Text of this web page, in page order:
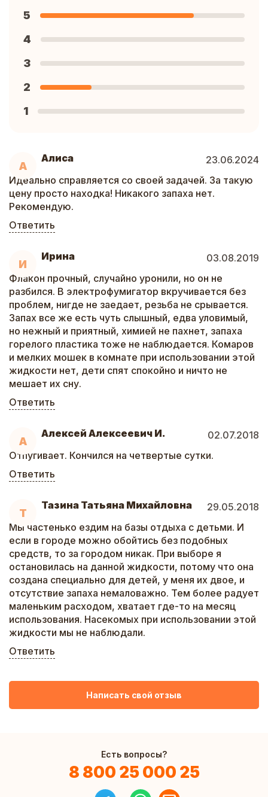
А
Алиса
23.06.2024
Идеально справляется со своей задачей. За такую
цену просто находка! Никакого запаха нет.
Рекомендую.
Ответить
И
Ирина
03.08.2019
Флакон прочный, случайно уронили, но он не
разбился. В электрофумигатор вкручивается без
проблем, нигде не заедает, резьба не срывается.
Запах все же есть чуть слышный, едва уловимый,
но нежный и приятный, химией не пахнет, запаха
горелого пластика тоже не наблюдается. Комаров
и мелких мошек в комнате при использовании этой
жидкости нет, дети спят спокойно и ничто не
мешает их сну.
Ответить
А
Алексей Алексеевич И.
02.07.2018
Отпугивает. Кончился на четвертые сутки.
Ответить
Т
Тазина Татьяна Михайловна
29.05.2018
Мы частенько ездим на базы отдыха с детьми. И
если в городе можно обойтись без подобных
средств, то за городом никак. При выборе я
остановилась на данной жидкости, потому что она
создана специально для детей, у меня их двое, и
отсутствие запаха немаловажно. Тем более радует
маленьким расходом, хватает где-то на месяц
использования. Насекомых при использовании этой
жидкости мы не наблюдали.
Ответить
5
4
3
2
1
Написать свой отзыв
Есть вопросы?
8 800 25 000 25